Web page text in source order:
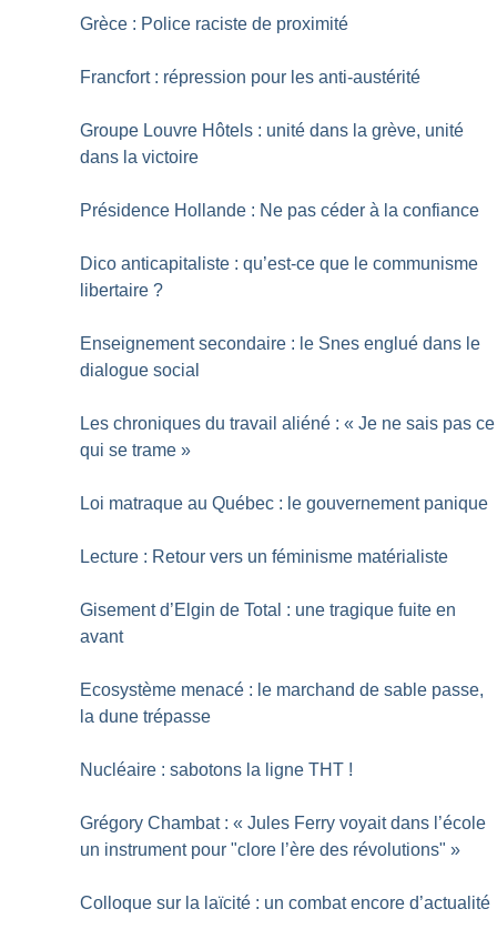
Grèce : Police raciste de proximité
Francfort : répression pour les anti-austérité
Groupe Louvre Hôtels : unité dans la grève, unité
dans la victoire
Présidence Hollande : Ne pas céder à la confiance
Dico anticapitaliste : qu’est-ce que le communisme
libertaire ?
Enseignement secondaire : le Snes englué dans le
dialogue social
Les chroniques du travail aliéné : « Je ne sais pas ce
qui se trame »
Loi matraque au Québec : le gouvernement panique
Lecture : Retour vers un féminisme matérialiste
Gisement d’Elgin de Total : une tragique fuite en
avant
Ecosystème menacé : le marchand de sable passe,
la dune trépasse
Nucléaire : sabotons la ligne THT !
Grégory Chambat : « Jules Ferry voyait dans l’école
un instrument pour "clore l’ère des révolutions" »
Colloque sur la laïcité : un combat encore d’actualité